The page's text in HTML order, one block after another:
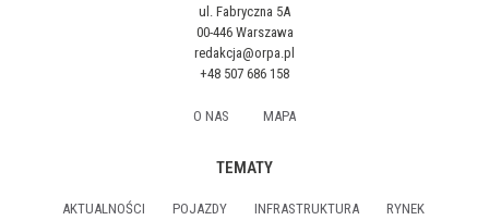
ul. Fabryczna 5A
00-446 Warszawa
redakcja@orpa.pl
+48 507 686 158
O NAS MAPA
TEMATY
AKTUALNOŚCI POJAZDY INFRASTRUKTURA
RYNEK